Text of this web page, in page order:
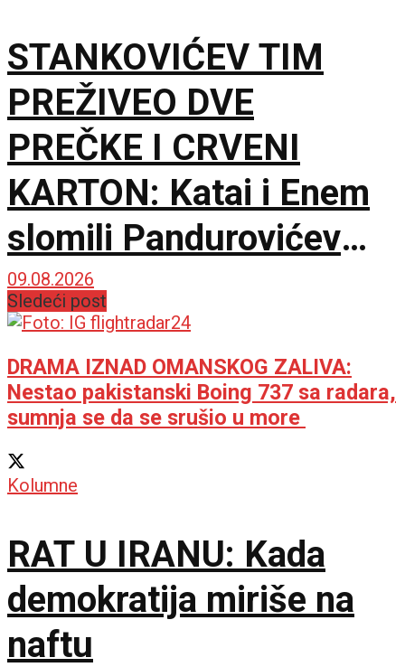
STANKOVIĆEV TIM
PREŽIVEO DVE
PREČKE I CRVENI
KARTON: Katai i Enem
slomili Pandurovićev
bedem, Pazarci
promašivali u Ljutice
Bogdana!
09.08.2026
Sledeći post
DRAMA IZNAD OMANSKOG ZALIVA:
Nestao pakistanski Boing 737 sa radara,
sumnja se da se srušio u more
Kolumne
RAT U IRANU: Kada
demokratija miriše na
naftu